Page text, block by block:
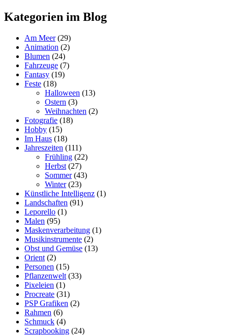
Kategorien im Blog
Am Meer(29)
Animation (2)
Blumen (24)
Fahrzeuge (7)
Fantasy (19)
Feste (18)
Halloween (13)
Ostern (3)
Weihnachten (2)
Fotografie (18)
Hobby (15)
Im Haus (18)
Jahreszeiten (111)
Frühling (22)
Herbst(27)
Sommer(43)
Winter(23)
Künstliche Intelligenz (1)
Landschaften (91)
Leporello (1)
Malen (95)
Maskenverarbeitung (1)
Musikinstrumente (2)
Obst und Gemüse (13)
Orient(2)
Personen (15)
Pflanzenwelt(33)
Pixeleien (1)
Procreate (31)
PSP Grafiken (2)
Rahmen (6)
Schmuck (4)
Scrapbooking (24)